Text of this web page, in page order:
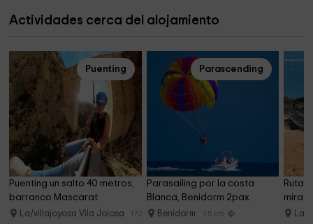
Actividades cerca del alojamiento
Puenting
Puenting un salto 40 metros,
barranco Mascarat
La/villajoyosa Vila Joiosa 17.3 km
Parascending
Parasailing por la costa
Blanca, Benidorm 2pax
Benidorm 7.5 km
Ruta
La/